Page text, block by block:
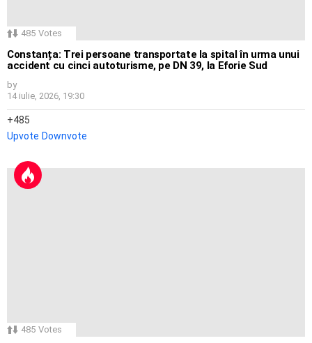
485 Votes
Constanța: Trei persoane transportate la spital în urma unui
accident cu cinci autoturisme, pe DN 39, la Eforie Sud
by
14 iulie, 2026, 19:30
485
Upvote Downvote
485 Votes